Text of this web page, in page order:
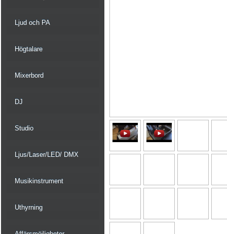
Ljud och PA
Högtalare
Mixerbord
DJ
Studio
Ljus/Laser/LED/ DMX
Musikinstrument
Uthyrning